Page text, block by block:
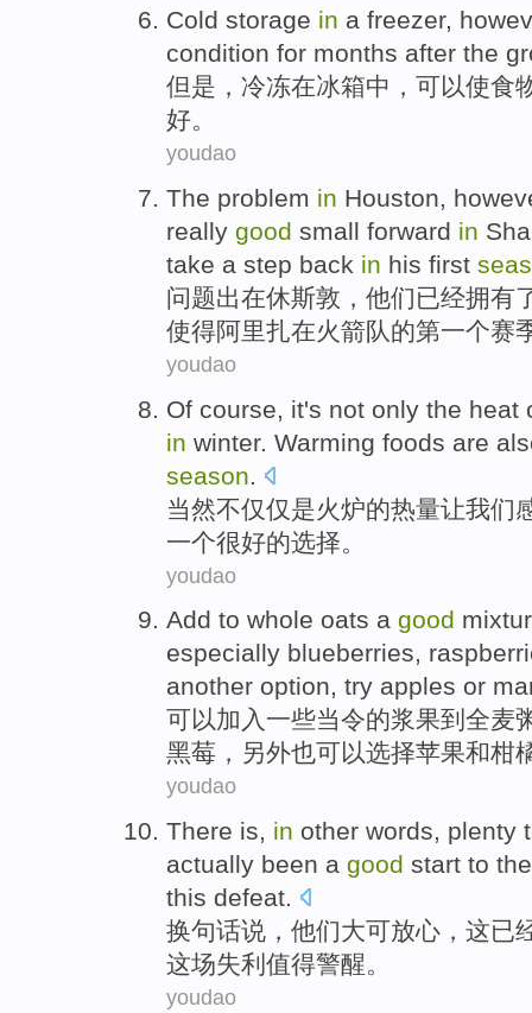
Cold storage in a freezer,
condition for months after the
但是 ， 冷冻在冰箱中， 可以使食
好。
youdao
The problem in Houston,
really good small forward in
take a step back in his first
问题出在休斯敦 ， 他们已经拥有
使得阿里扎在火箭队的第一个赛
youdao
Of course it's not only the heat
in winter. Warming foods are
season
当然不仅仅是火炉的热量让我们
一个很好的选择。
youdao
Add to whole oats a good
especially blueberries,
another option, try apples or
可以加入 一些当令的浆果到 全麦
黑莓， 另外也可以选择苹果和柑
youdao
There is, in other words, plenty
actually been a good start to
this defeat.
换句话说， 他们大可放心 ， 这已
这场失利值得警醒。
youdao